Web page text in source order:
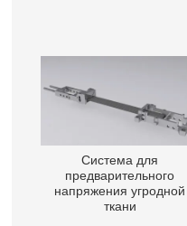
Система для
предварительного
напряжения угродной
ткани